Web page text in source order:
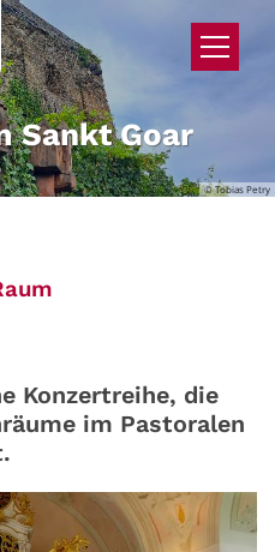
© Tobias Petry
Sankt Goar
Konzertreihe, die
im Pastoralen